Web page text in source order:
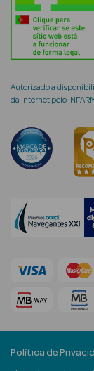
Solares Bebé e
Criança
Rosto e
Rosto
Séruns
Creme
Autorizado a
da Internet pelo
Política de